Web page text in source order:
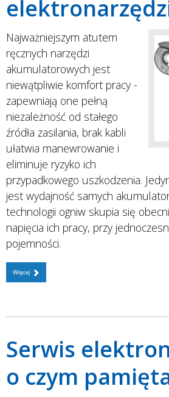
Najważniejszym atutem
ręcznych narzędzi
akumulatorowych jest
niewątpliwie komfort pracy -
zapewniają one pełną
niezależność od stałego
źródła zasilania, brak kabli
ułatwia manewrowanie i
eliminuje ryzyko ich
przypadkowego uszkodzenia.
jest wydajność samych
technologii ogniw skupia się
napięcia ich pracy, przy
pojemności.
Więcej
Serwis
o czym